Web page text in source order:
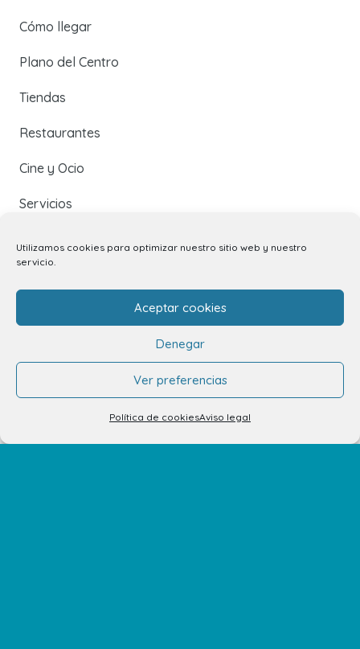
Utilizamos cookies para optimizar nuestro sitio web y nuestro
servicio.
Aceptar cookies
Denegar
Ver preferencias
Política de cookiesAviso legal
Cómo llegar
Plano del Centro
Tiendas
Restaurantes
Cine y Ocio
Servicios
Contacto
Tu opinión nos importa